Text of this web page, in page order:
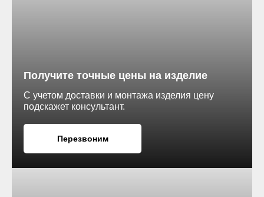
Получите точные цены на изделие
С учетом доставки и монтажа изделия цену
подскажет консультант.
Перезвоним